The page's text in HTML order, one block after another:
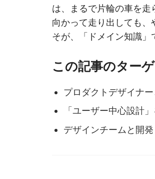
は、まるで片輪の車を
向かって走り出しても、
そが、「ドメイン知識」
この記事のター
プロダクトデザイナ
「ユーザー中心設計
デザインチームと開